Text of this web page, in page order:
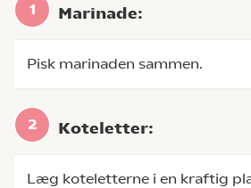
Marinade:
Pisk marinaden sammen.
Koteletter:
Læg koteletterne i en kraftig